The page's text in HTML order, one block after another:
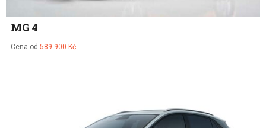
MG 4
Cena od 589 900 Kč